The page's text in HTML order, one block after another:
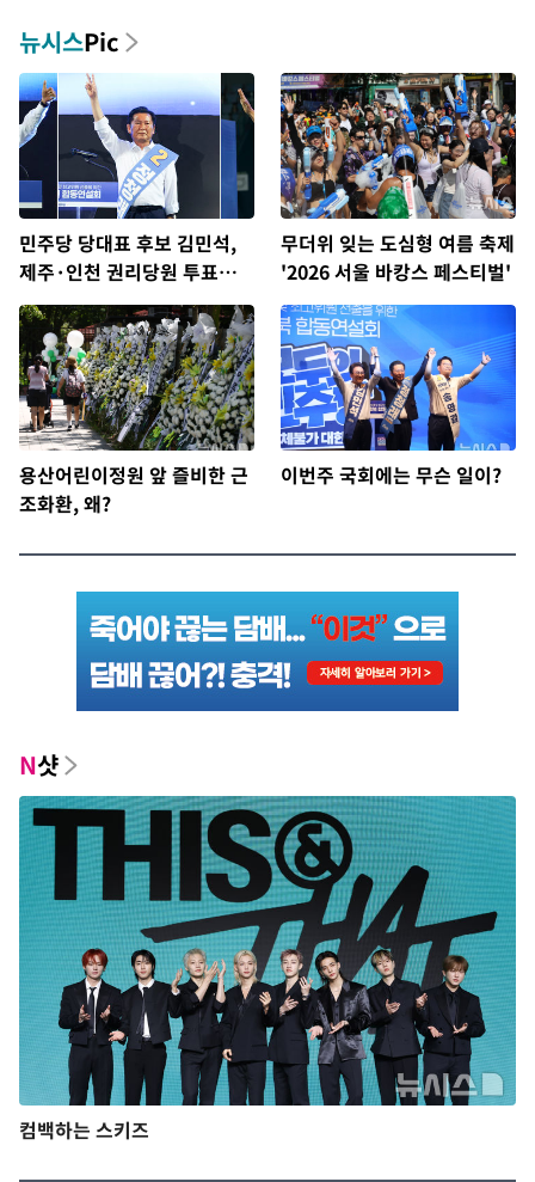
뉴시스Pic
민주당 당대표 후보 김민석,
제주·인천 권리당원 투표서
정청래에 승리
무더위 잊는 도심형 여름 축제
'2026 서울 바캉스 페스티벌'
용산어린이정원 앞 즐비한 근
조화환, 왜?
이번주 국회에는 무슨 일이?
N샷
컴백하는 스키즈